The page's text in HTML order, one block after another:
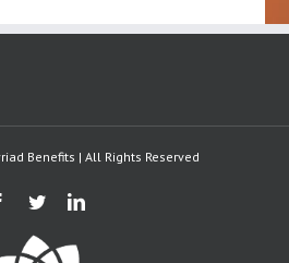
Benefits | All Rights Reserved